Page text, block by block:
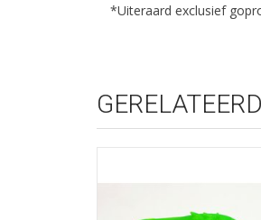
*Uiteraard exclusief